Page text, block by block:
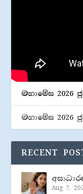
මහාමේඝ 2026
මහාමේඝ
RECENT
Aug 7,